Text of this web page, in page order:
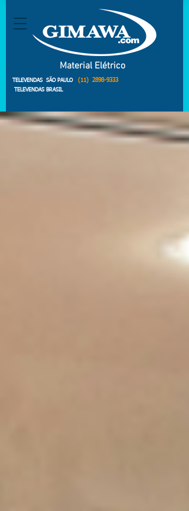
TELEVENDAS SÃO PAULO (11) 2898-9333
TELEVENDAS BRASIL
Material Elétrico